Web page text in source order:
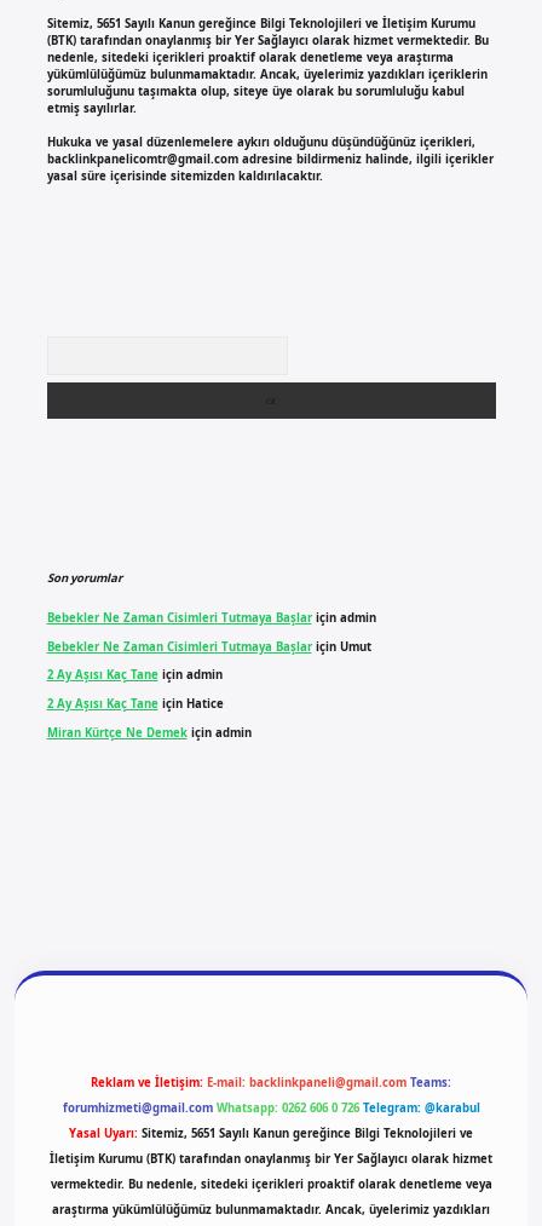
Sitemiz, 5651 Sayılı Kanun gereğince Bilgi Teknolojileri ve İletişim Kurumu
(BTK) tarafından onaylanmış bir Yer Sağlayıcı olarak hizmet vermektedir. Bu
nedenle, sitedeki içerikleri proaktif olarak denetleme veya araştırma
yükümlülüğümüz bulunmamaktadır. Ancak, üyelerimiz yazdıkları içeriklerin
sorumluluğunu taşımakta olup, siteye üye olarak bu sorumluluğu kabul
etmiş sayılırlar.
Hukuka ve yasal düzenlemelere aykırı olduğunu düşündüğünüz içerikleri,
backlinkpanelicomtr@gmail.comadresine bildirmeniz halinde, ilgili içerikler
yasal süre içerisinde sitemizden kaldırılacaktır.
Son yorumlar
Bebekler Ne Zaman Cisimleri Tutmaya Başlariçin admin
Bebekler Ne Zaman Cisimleri Tutmaya Başlariçin Umut
2 Ay Aşısı Kaç Taneiçin admin
2 Ay Aşısı Kaç Taneiçin Hatice
Miran Kürtçe Ne Demekiçin admin
Reklam ve İletişim: E-mail: backlinkpaneli@gmail.com Teams:
forumhizmeti@gmail.com Whatsapp: 0262 606 0 726 Telegram: @karabul
Yasal Uyarı: Sitemiz, 5651 Sayılı Kanun gereğince Bilgi Teknolojileri ve
İletişim Kurumu (BTK) tarafından onaylanmış bir Yer Sağlayıcı olarak hizmet
vermektedir. Bu nedenle, sitedeki içerikleri proaktif olarak denetleme veya
araştırma yükümlülüğümüz bulunmamaktadır. Ancak, üyelerimiz yazdıkları